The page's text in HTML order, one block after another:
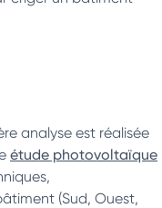
analyse est réalisée
étude photovoltaïque
(Sud, Ouest,